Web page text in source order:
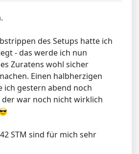
des Setups hatte ich
- das werde ich nun
Zuratens wohl sicher
Einen halbherzigen
ich gestern abend noch
der war noch nicht wirklich
STM sind für mich sehr